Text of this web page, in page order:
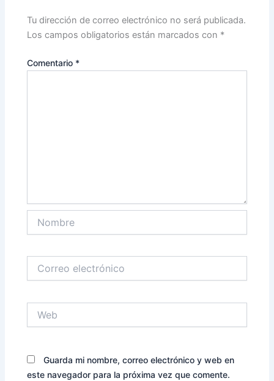
Tu dirección de correo electrónico no será publicada.
Los campos obligatorios están marcados con *
Comentario *
electrónico
Guarda mi nombre, correo electrónico y web en
este navegador para la próxima vez que comente.